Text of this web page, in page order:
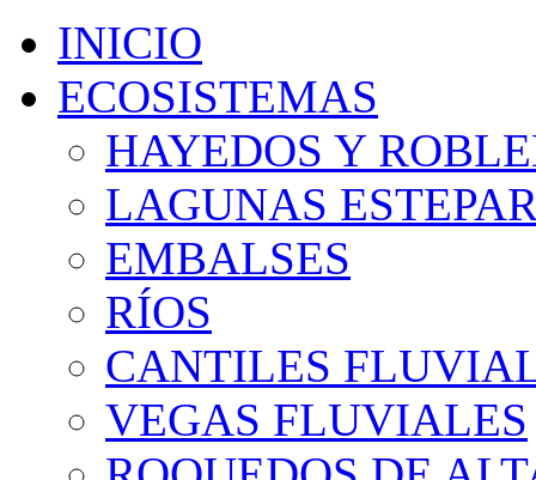
INICIO
ECOSISTEMAS
HAYEDOS Y
LAGUNAS
EMBALSES
RÍOS
CANTILES
VEGAS FLUVIALES